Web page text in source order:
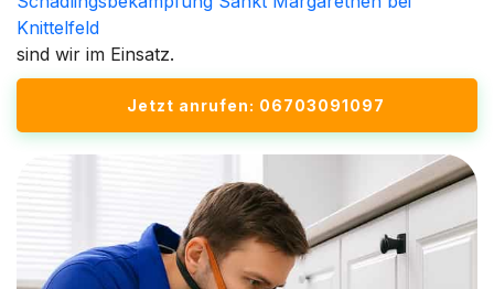
Knittelfeld
sind wir im Einsatz.
Jetzt anrufen: 06703091097